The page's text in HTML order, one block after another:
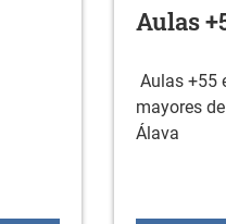
Aulas
Aulas +55
mayores
Álava